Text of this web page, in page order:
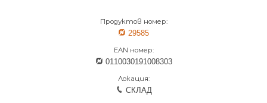
Продуктов номер:
29585
EAN номер:
0110030191008303
Локация:
СКЛАД